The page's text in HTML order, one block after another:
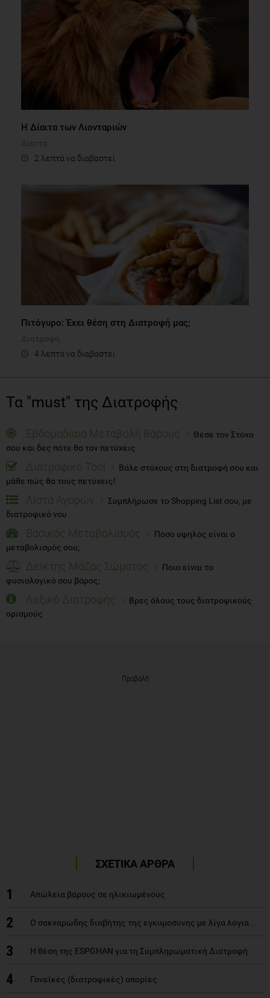
Η Δίαιτα των Λιονταριών
Δίαιτα
2 λεπτά να διαβαστεί
Πιτόγυρο: Έχει θέση στη Διατροφή μας;
Διατροφή
4 λεπτά να διαβαστεί
Τα "must" της Διατροφής
Εβδομαδίαια Μεταβολή Βάρους
Θέσε τον Στόχο
σου και δες πότε θα τον πετύχεις
Διατροφικό Tool
Βάλε στόχους στη διατροφή σου και
μάθε πώς θα τους πετύχεις!
Λίστα Αγορών
Συμπλήρωσε το Shopping List σου, με
διατροφικό νου
Βασικός Μεταβολισμός
Πόσο υψηλός είναι ο
μεταβολισμός σου;
Δείκτης Μάζας Σώματος
Ποιο είναι το
φυσιολογικό σου βάρος;
Λεξικό Διατροφής
Βρες όλους τους διατροφικούς
ορισμούς
Προβολή
ΣΧΕΤΙΚΑ ΑΡΘΡΑ
1 Απώλεια βάρους σε ηλικιωμένους
2 O σακχαρώδης διαβήτης της εγκυμοσύνης με λίγα λόγια…
3 H θέση της ΕSPGHAN για τη Συμπληρωματική Διατροφή
4 Γονεϊκές (διατροφικές) απορίες